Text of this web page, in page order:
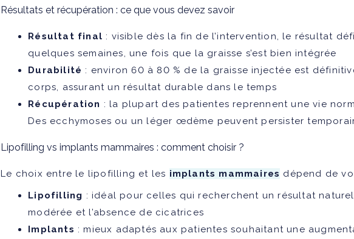
Résultats et récupération : ce que vous devez savoir
Résultat final : visible dès la fin de l’intervention, le résultat
quelques semaines, une fois que la graisse s’est bien intégrée
Durabilité : environ 60 à 80 % de la graisse injectée est
corps, assurant un résultat durable dans le temps
Récupération : la plupart des patientes reprennent une vie
Des ecchymoses ou un léger œdème peuvent persister
Lipofilling vs implants mammaires : comment choisir ?
Le choix entre le lipofilling et les implants mammaires dépend de
Lipofilling : idéal pour celles qui recherchent un résultat
modérée et l’absence de cicatrices
Implants : mieux adaptés aux patientes souhaitant une